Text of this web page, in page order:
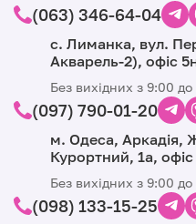
(063) 346-64-04
с. Лиманка, вул.
Акварель-2), офіс
Без вихідних з 9:00
(097) 790-01-20
м. Одеса, Аркадія,
Курортний, 1а,
Без вихідних з 9:00
(098) 133-15-25